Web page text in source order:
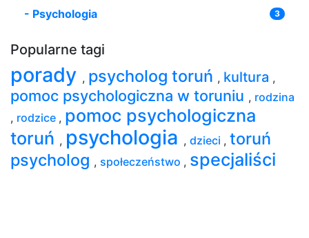
- Psychologia 3
Popularne tagi
porady , psycholog toruń , kultura ,
pomoc psychologiczna w toruniu , rodzina
, rodzice , pomoc psychologiczna
toruń , psychologia , dzieci , toruń
psycholog , społeczeństwo , specjaliści